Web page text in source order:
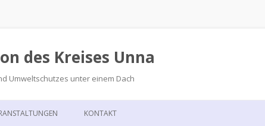
des Kreises Unna
Umweltschutzes unter einem Dach
Zum
KONTAKT